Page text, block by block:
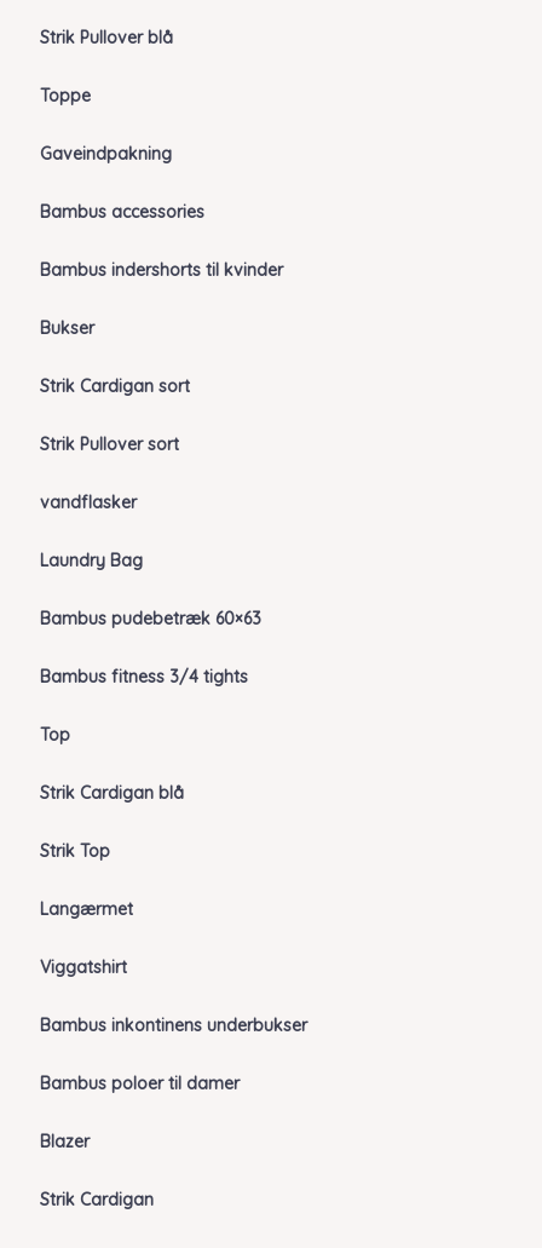
Strik Pullover blå
Toppe
Gaveindpakning
Bambus accessories
Bambus indershorts til kvinder
Bukser
Strik Cardigan sort
Strik Pullover sort
vandflasker
Laundry Bag
Bambus pudebetræk 60×63
Bambus fitness 3/4 tights
Top
Strik Cardigan blå
Strik Top
Langærmet
Viggatshirt
Bambus inkontinens underbukser
Bambus poloer til damer
Blazer
Strik Cardigan